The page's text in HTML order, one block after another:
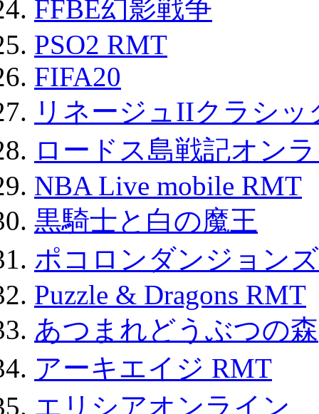
FFBE幻影戦争
PSO2 RMT
FIFA20
リネージュIIクラシ
ロードス島戦記オン
NBA Live mobile RMT
黒騎士と白の魔王
ポコロンダンジョン
Puzzle & Dragons RMT
あつまれどうぶつの森
アーキエイジ RMT
エリシアオンライン